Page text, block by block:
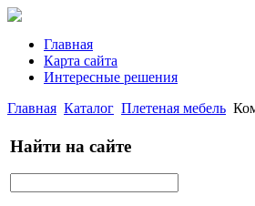
Главная
Карта сайта
Интересные решения
Главная Каталог Плетеная мебель
Найти на сайте